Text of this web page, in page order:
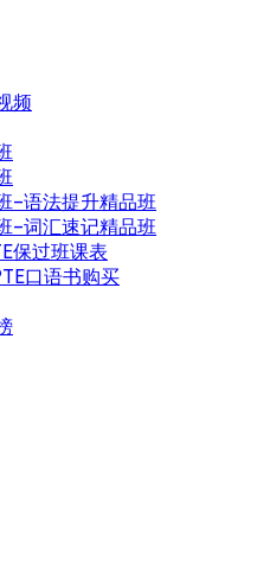
频
–语法提升精品班
–词汇速记精品班
保过班课表
口语书购买